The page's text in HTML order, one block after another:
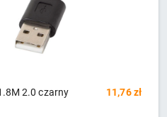
2.0 czarny 11,76 zł